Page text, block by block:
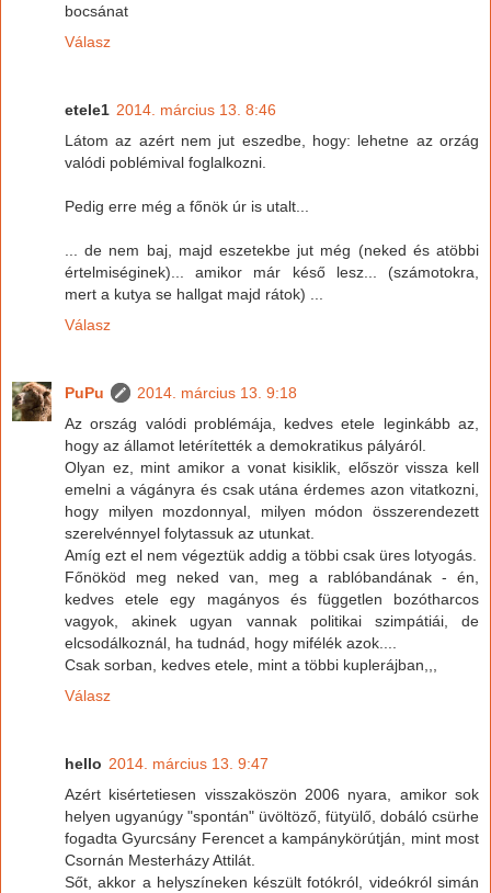
bocsánat
Válasz
etele1 2014. március 13. 8:46
Látom az azért nem jut eszedbe, hogy: lehetne az orzág
valódi poblémival foglalkozni.
Pedig erre még a főnök úr is utalt...
... de nem baj, majd eszetekbe jut még (neked és atöbbi
értelmiséginek)... amikor már késő lesz... (számotokra,
mert a kutya se hallgat majd rátok) ...
Válasz
PuPu
2014. március 13. 9:18
Az ország valódi problémája, kedves etele leginkább az,
hogy az államot letérítették a demokratikus pályáról.
Olyan ez, mint amikor a vonat kisiklik, először vissza kell
emelni a vágányra és csak utána érdemes azon vitatkozni,
hogy milyen mozdonnyal, milyen módon összerendezett
szerelvénnyel folytassuk az utunkat.
Amíg ezt el nem végeztük addig a többi csak üres lotyogás.
Főnököd meg neked van, meg a rablóbandának - én,
kedves etele egy magányos és független bozótharcos
vagyok, akinek ugyan vannak politikai szimpátiái, de
elcsodálkoznál, ha tudnád, hogy mifélék azok....
Csak sorban, kedves etele, mint a többi kuplerájban,,,
Válasz
hello 2014. március 13. 9:47
Azért kisértetiesen visszaköszön 2006 nyara, amikor sok
helyen ugyanúgy "spontán" üvöltöző, fütyülő, dobáló csürhe
fogadta Gyurcsány Ferencet a kampánykörútján, mint most
Csornán Mesterházy Attilát.
Sőt, akkor a helyszíneken készült fotókról, videókról simán